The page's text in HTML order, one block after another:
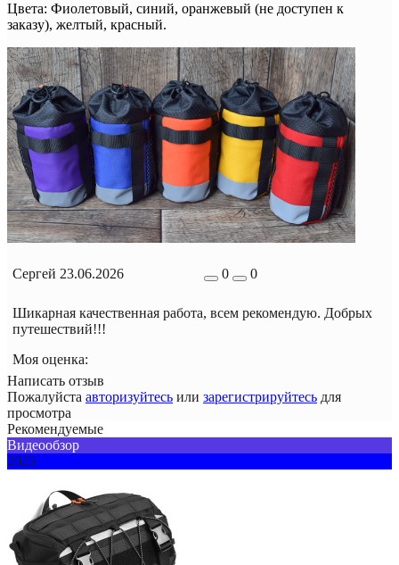
Цвета: Фиолетовый, синий, оранжевый (не доступен к
заказу), желтый, красный.
Сергей 23.06.2026 0 0
Шикарная качественная работа, всем рекомендую. Добрых
путешествий!!!
Моя оценка:
Написать отзыв
Пожалуйста авторизуйтесь или зарегистрируйтесь для
просмотра
Рекомендуемые
Видеообзор
2025